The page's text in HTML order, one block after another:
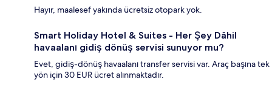
Hayır, maalesef yakında ücretsiz otopark yok.
Smart Holiday Hotel & Suites - Her Şey Dâhil
havaalanı gidiş dönüş servisi sunuyor mu?
Evet, gidiş-dönüş havaalanı transfer servisi var. Araç başına tek
yön için 30 EUR ücret alınmaktadır.